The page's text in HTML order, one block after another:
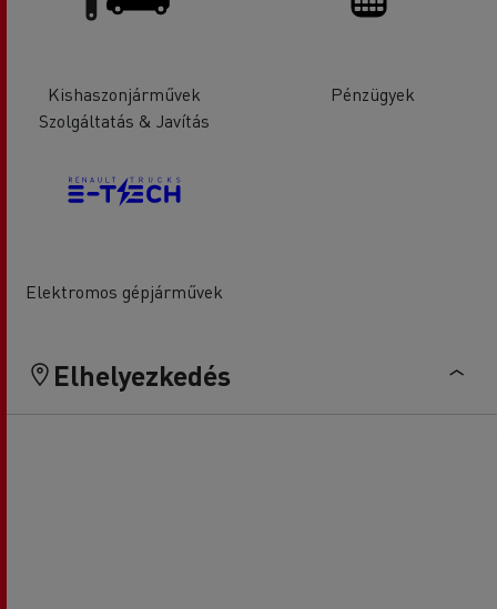
Kishaszonjárművek
Szolgáltatás & Javítás
Pénzügyek
Elektromos gépjárművek
Elhelyezkedés